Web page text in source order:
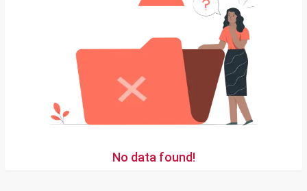
No data found!